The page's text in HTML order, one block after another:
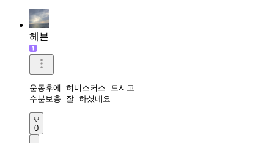
헤븐
운동후에 히비스커스 드시고
수분보충 잘 하셨네요
0